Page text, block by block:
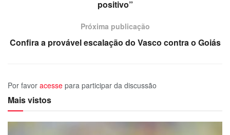
positivo”
Próxima publicação
Confira a provável escalação do Vasco contra o Goiás
Por favor acesse para participar da discussão
Mais vistos